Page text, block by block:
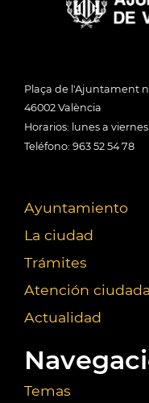
Plaça de l'Ajuntament
46002 València
Horarios: lunes a
Teléfono: 963 52 54 78
Ayuntamiento
La ciudad
Trámites
Atención
Actualidad
Temas